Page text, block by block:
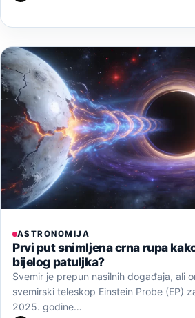
ASTRONOMIJA
Prvi put snimljena crna rupa
bijelog patuljka?
Svemir je prepun nasilnih događaja, ali
svemirski teleskop Einstein Probe (EP)
2025. godine…